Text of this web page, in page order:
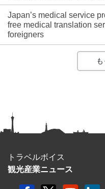
Japan’s medical service
free medical translation
foreigners
トラベルボイス
観光産業ニュース